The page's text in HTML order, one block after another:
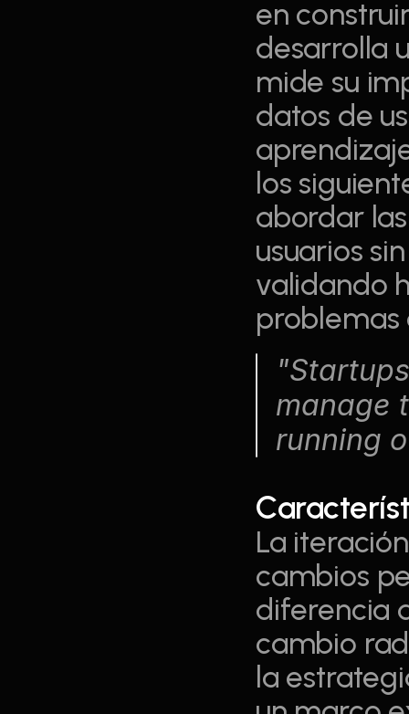
en
desarrolla
mide su
datos de
los
abordar
usuarios
validando
problemas
manage
running
La
cambios
diferencia
cambio
la